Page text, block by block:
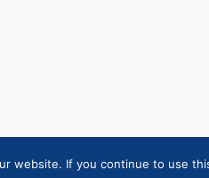
|Henkilötietojen käsittely
website. If you continue to use